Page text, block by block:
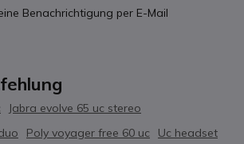
Benachrichtigung per E-Mail
Jabra evolve 65 uc stereo
Poly voyager free 60 uc
Uc headset